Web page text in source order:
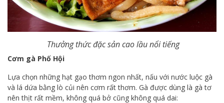
Thưởng thức đặc sản cao lầu nổi tiếng
Cơm gà Phố Hội
Lựa chọn những hạt gạo thơm ngon nhất, nấu với nước luộc gà
và lá dứa bằng lò củi nên cơm rất thơm. Gà được dùng là gà tơ
nên thịt rất mềm, không quá bở cũng không quá dai: